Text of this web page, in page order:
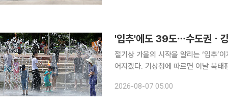
'입추'에도 39도⋯수도권ㆍ
절기상 가을의 시작을 알리는 ‘입추’
어지겠다. 기상청에 따르면 이날 북태평양고기압의 영향으로 전국 대부분 지역의 기온이 평년보다
효된 가운데 최고체감온도는 35도 안
2026-08-07 05:00